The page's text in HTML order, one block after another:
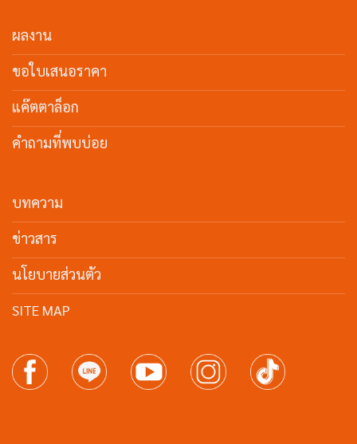
ผลงาน
ขอใบเสนอราคา
แค๊ตตาล็อก
คำถามที่พบบ่อย
บทความ
ข่าวสาร
นโยบายส่วนตัว
SITE MAP